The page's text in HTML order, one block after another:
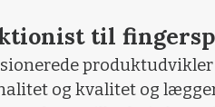
til
og kvalitet og